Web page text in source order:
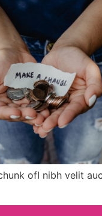
ofI nibh velit